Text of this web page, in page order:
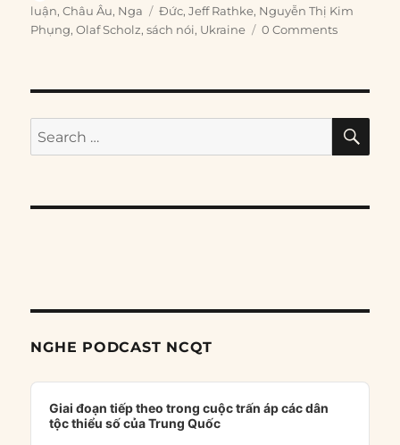
on
luận,Châu Âu, Nga Tags
Đức,Jeff Rathke, Nguyễn Thị Kim
Phụng,Olaf Scholz,sách nói, Ukraine 0 Comments
Search
for:
NGHE PODCAST NCQT
Audio
Player
Giai đoạn tiếp theo trong cuộc trấn áp các dân
tộc thiểu số của Trung Quốc